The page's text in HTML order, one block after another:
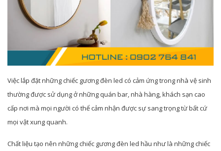
Việc lắp đặt những chiếc gương đèn led có cảm ứng trong nhà vệ sinh
thường được sử dụng ở những quán bar, nhà hàng, khách sạn cao
cấp nơi mà mọi người có thể cảm nhận được sự sang trọng từ bất cứ
mọi vật xung quanh.
Chất liệu tạo nên những chiếc gương đèn led hầu như là những chiếc